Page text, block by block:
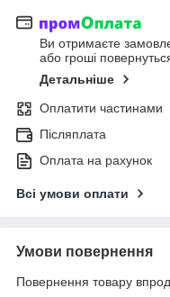
Ви отримаєте
або гроші
Детальніше
Оплатити частинами
Післяплата
Оплата на рахунок
Всі умови оплати
Умови повернення
Повернення товару